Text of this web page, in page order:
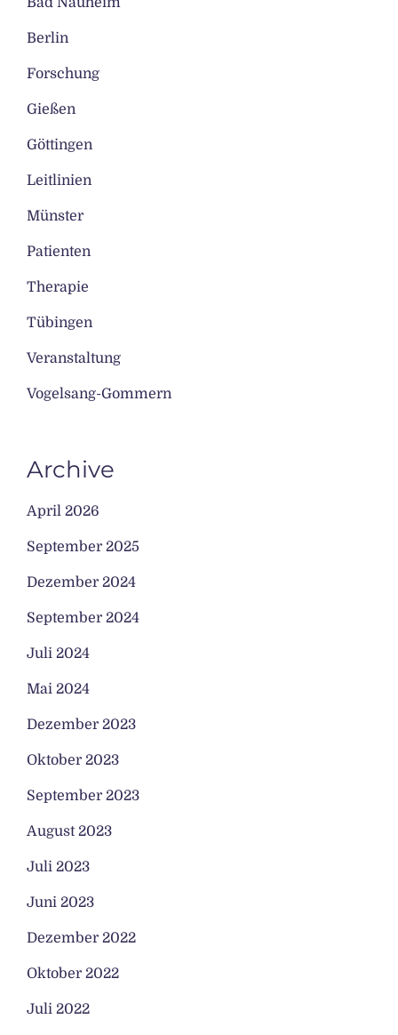
Berlin
Forschung
Gießen
Göttingen
Leitlinien
Münster
Patienten
Therapie
Tübingen
Veranstaltung
Vogelsang-Gommern
Archive
April 2026
September 2025
Dezember 2024
September 2024
Juli 2024
Mai 2024
Dezember 2023
Oktober 2023
September 2023
August 2023
Juli 2023
Juni 2023
Dezember 2022
Oktober 2022
Juli 2022